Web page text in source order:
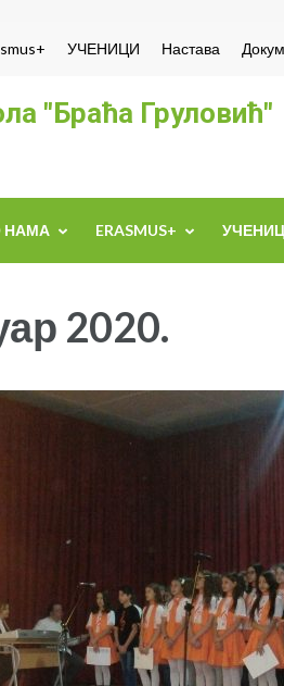
УЧЕНИЦИ Настава
"Браћа Груловић"
НАМА ERASMUS+
2020.